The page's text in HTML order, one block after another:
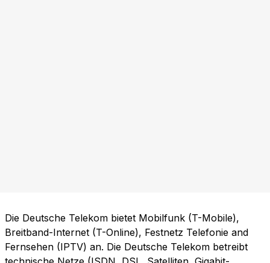
Die Deutsche Telekom bietet Mobilfunk (T-Mobile),
Breitband-Internet (T-Online), Festnetz Telefonie and
Fernsehen (IPTV) an. Die Deutsche Telekom betreibt